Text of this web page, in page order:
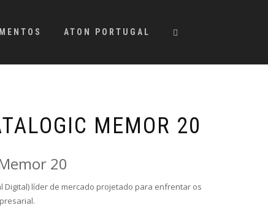
ATON PORTUGAL
MEMOR 20
20
Digital) líder de mercado projetado para enfrentar os